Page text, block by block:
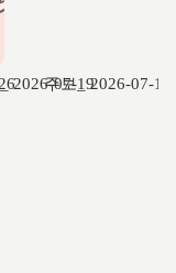
2026-07-19
주보_ 2026-07-12